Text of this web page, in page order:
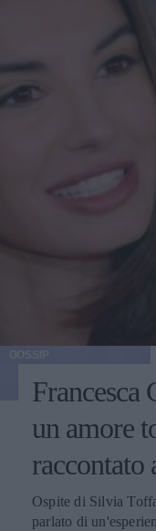
un amore
Ospite di Silvia
parlato di